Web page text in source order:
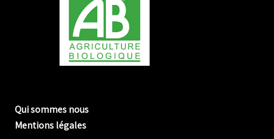
Qui sommes nous
Mentions légales